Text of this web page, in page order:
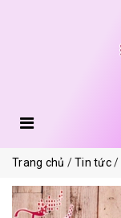
Trang chủ Tin tức